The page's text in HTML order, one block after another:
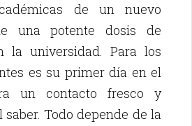
de un nuevo
una potente dosis de
la universidad. Para los
es su primer día en el
un contacto fresco y
Todo depende de la